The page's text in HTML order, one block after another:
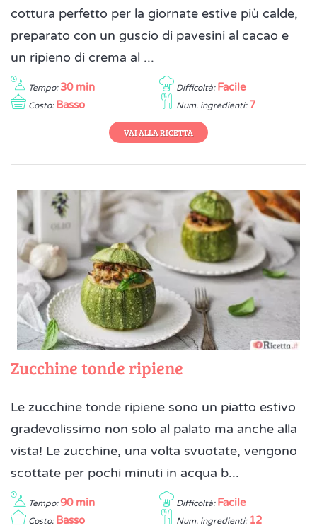
cottura perfetto per la giornate estive più calde,
preparato con un guscio di pavesini al cacao e
un ripieno di crema al ...
Tempo: 30 min Difficoltà: Facile
Costo: Basso Num. ingredienti: 7
VAI ALLA RICETTA
Zucchine tonde ripiene
Le zucchine tonde ripiene sono un piatto estivo
gradevolissimo non solo al palato ma anche alla
vista! Le zucchine, una volta svuotate, vengono
scottate per pochi minuti in acqua b...
Tempo: 90 min Difficoltà: Facile
Costo: Basso Num. ingredienti: 12